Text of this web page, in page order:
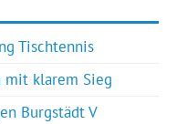
Tischtennis
mit klarem Sieg
Burgstädt V